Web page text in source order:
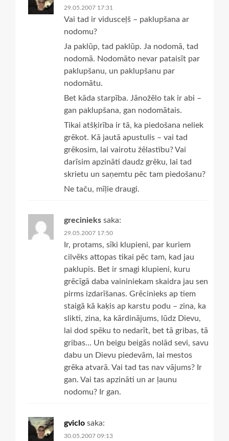
29.05.2007 17:31
Vai tad ir vidusceļš – paklupšana ar
nodomu?
Ja paklūp, tad paklūp. Ja nodomā, tad
nodomā. Nodomāto nevar pataisīt par
paklupšanu, un paklupšanu par
nodomātu.
Bet kāda starpība. Jānožēlo tak ir abi –
gan paklupšana, gan nodomātais.
Tikai atšķirība ir tā, ka piedošana neliek
grēkot. Kā jautā apustulis – vai tad
grēkosim, lai vairotu žēlastību? Vai
darīsim apzināti daudz grēku, lai tad
skrietu un saņemtu pēc tam piedošanu?
Ne taču, mīļie draugi.
grecinieks saka:
29.05.2007 17:50
Ir, protams, sīki klupieni, par kuriem
cilvēks attopas tikai pēc tam, kad jau
paklupis. Bet ir smagi klupieni, kuru
grēcīgā daba vaininiekam skaidra jau sen
pirms izdarīšanas. Grēcinieks ap tiem
staigā kā kaķis ap karstu podu – zina, ka
slikti, zina, ka kārdinājums, lūdz Dievu,
lai dod spēku to nedarīt, bet tā gribas, tā
gribas… Un beigu beigās nolād sevi, savu
dabu un Dievu piedevām, lai mestos
grēka atvarā. Vai tad tas nav vājums? Ir
gan. Vai tas apzināti un ar ļaunu
nodomu? Ir gan.
gviclo saka:
30.05.2007 09:13